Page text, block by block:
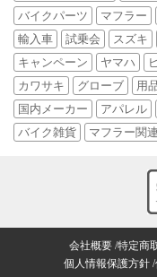
バイクパーツ
マフラー
輸入車
試乗会 スズキ
キャンペーン
ヤマハ
カワサキ
グローブ 用
国内メーカー
アパレル
バイク雑貨
マフラー関連
会社概要 特定商
個人情報保護方針